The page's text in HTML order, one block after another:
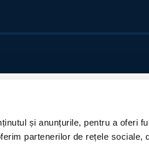
și anunțurile, pentru a oferi
partenerilor de rețele sociale,